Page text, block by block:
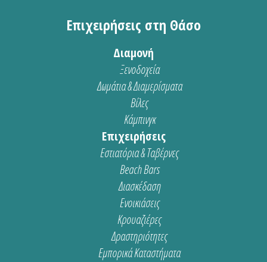
Επιχειρήσεις στη Θάσο
Διαμονή
Ξενοδοχεία
Δωμάτια & Διαμερίσματα
Βίλες
Κάμπινγκ
Επιχειρήσεις
Εστιατόρια & Ταβέρνες
Beach Bars
Διασκέδαση
Ενοικιάσεις
Κρουαζιέρες
Δραστηριότητες
Εμπορικά Καταστήματα